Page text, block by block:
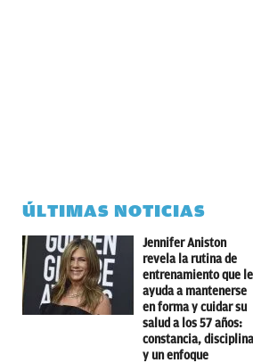
ÚLTIMAS NOTICIAS
Jennifer Aniston
revela la rutina de
entrenamiento que le
ayuda a mantenerse
en forma y cuidar su
salud a los 57 años:
constancia, disciplina
y un enfoque